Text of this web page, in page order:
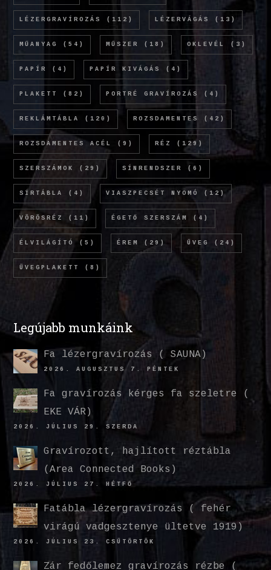
LÉZERGRAVÍROZÁS (112) LÉZERVÁGÁS (13)
MŰANYAG (54) MŰSZER (18) OKLEVÉL (3)
PAPÍR (4) PAPÍR KIVÁGÁS (4)
PLAKETT (82) PORTRÉ GRAVÍROZÁS (4)
REKLÁMTÁBLA (120) ROZSDAMENTES (42)
ROZSDAMENTES ACÉL (9) RÉZ (129)
SZERSZÁMOK (29) SÍNRENDSZER (6)
SÍRTÁBLA (4) VIASZPECSÉT NYOMÓ (12)
VÖRÖSRÉZ (11) ÉGETŐ SZERSZÁM (4)
ÉLVILÁGÍTÓ (5) ÉREM (29) ÜVEG (24)
ÜVEGPLAKETT (8)
Legújabb munkáink
Fa lézergravírozás ( SAUNA)
2026. AUGUSZTUS 7. PÉNTEK
Fa gravírozás kérges fa szeletre (
EKE VÁR)
2026. JÚLIUS 29. SZERDA
Gravírozott, hajlított réztábla
(Area Connected Books)
2026. JÚLIUS 27. HÉTFŐ
Fatábla lézergravírozás ( fehér
virágú vadgesztenye ültetve 1919)
2026. JÚLIUS 23. CSÜTÖRTÖK
Zár fedőlemez gravírozás rézbe (